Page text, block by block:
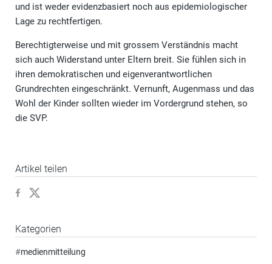
und ist weder evidenzbasiert noch aus epidemiologischer
Lage zu rechtfertigen.
Berechtigterweise und mit grossem Verständnis macht
sich auch Widerstand unter Eltern breit. Sie fühlen sich in
ihren demokratischen und eigenverantwortlichen
Grundrechten eingeschränkt. Vernunft, Augenmass und das
Wohl der Kinder sollten wieder im Vordergrund stehen, so
die SVP.
Artikel teilen
Kategorien
#medienmitteilung